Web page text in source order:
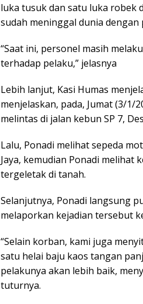
luka tusuk dan satu luka robek
sudah meninggal dunia
“Saat ini, personel masih
terhadap pelaku,” jelasnya
Lebih lanjut, Kasi Humas
menjelaskan, pada, Jumat (3/1/
melintas di jalan kebun SP 7,
Lalu, Ponadi melihat sepeda
Jaya, kemudian Ponadi melihat
tergeletak di tanah.
Selanjutnya, Ponadi langsung
melaporkan kejadian tersebut
“Selain korban, kami juga
satu helai baju kaos tangan
pelakunya akan lebih baik,
tuturnya.